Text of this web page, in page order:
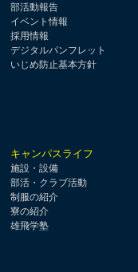
部活動報告
イベント情報
採用情報
デジタルパンフレット
いじめ防止基本方針
キャンパスライフ
施設・設備
部活・クラブ活動
制服の紹介
寮の紹介
雄飛学塾